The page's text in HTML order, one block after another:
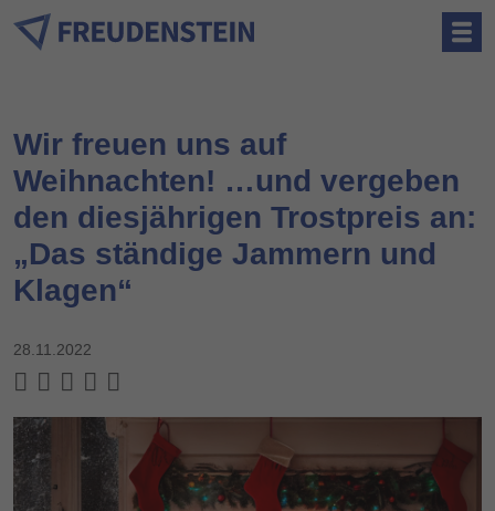
Wir freuen uns auf
Weihnachten! …und vergeben
den diesjährigen Trostpreis an:
„Das ständige Jammern und
Klagen“
28.11.2022